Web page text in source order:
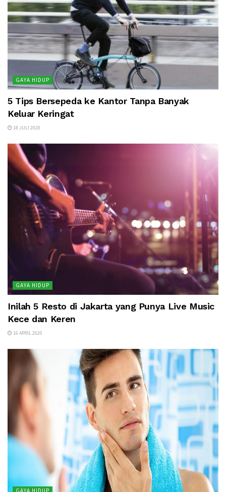
GAYA HIDUP
5 Tips Bersepeda ke Kantor Tanpa Banyak
Keluar Keringat
18 JULI 2020
GAYA HIDUP
Inilah 5 Resto di Jakarta yang Punya Live Music
Kece dan Keren
16 APRIL 2020
GAYA HIDUP